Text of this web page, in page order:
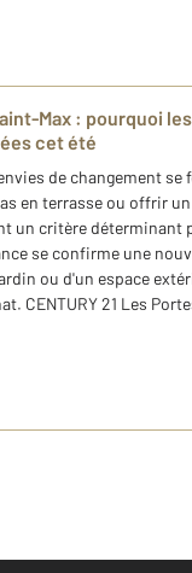
Max : pourquoi
cet été
de changement
en terrasse ou offrir
un critère déterminant
se confirme une
ou d'un espace
CENTURY 21 Les